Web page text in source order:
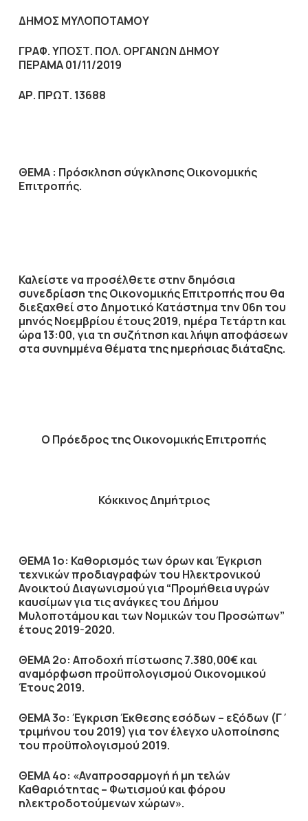
ΔΗΜΟΣ ΜΥΛΟΠΟΤΑΜΟΥ
ΓΡΑΦ. ΥΠΟΣΤ. ΠΟΛ. ΟΡΓΑΝΩΝ ΔΗΜΟΥ
ΠΕΡΑΜΑ 01/11/2019
ΑΡ. ΠΡΩΤ. 13688
ΘΕΜΑ : Πρόσκληση σύγκλησης Οικονομικής
Επιτροπής.
Καλείστε να προσέλθετε στην δημόσια
συνεδρίαση της Οικονομικής Επιτροπής που θα
διεξαχθεί στο Δημοτικό Κατάστημα την06η του
μηνόςΝοεμβρίου έτους2019, ημέρα Τετάρτη και
ώρα 13:00, για τη συζήτηση και λήψη αποφάσεων
στα συνημμένα θέματα της ημερήσιας διάταξης.
Ο Πρόεδροςτης Οικονομικής Επιτροπής
Κόκκινος Δημήτριος
ΘΕΜΑ 1ο: Καθορισμός των όρων και Έγκριση
τεχνικών προδιαγραφών του Ηλεκτρονικού
Ανοικτού Διαγωνισμού για “Προμήθεια υγρών
καυσίμων για τις ανάγκες του Δήμου
Μυλοποτάμου και των Νομικών του Προσώπων”
έτους 2019-2020.
ΘΕΜΑ 2ο: Αποδοχή πίστωσης 7.380,00€ και
αναμόρφωση προϋπολογισμού Οικονομικού
Έτους 2019.
ΘΕΜΑ 3ο: Έγκριση Έκθεσης εσόδων – εξόδων (Γ΄
τριμήνου του 2019) για τον έλεγχο υλοποίησης
του προϋπολογισμού 2019.
ΘΕΜΑ 4ο: «Αναπροσαρμογή ή μη τελών
Καθαριότητας – Φωτισμού και φόρου
ηλεκτροδοτούμενων χώρων».